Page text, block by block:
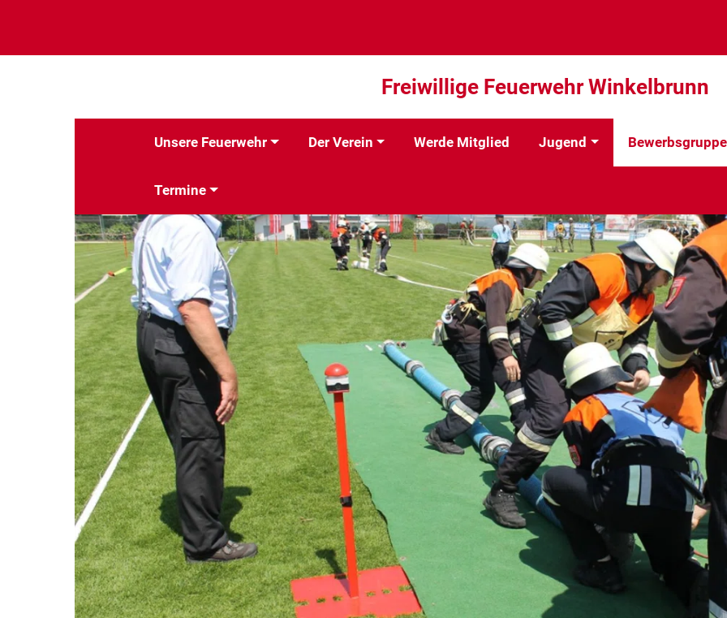
Freiwillige Feuerwehr Winkelbrunn
Unsere Feuerwehr Der Verein Werde Mitglied Jugend Bewerbsgruppe
Termine